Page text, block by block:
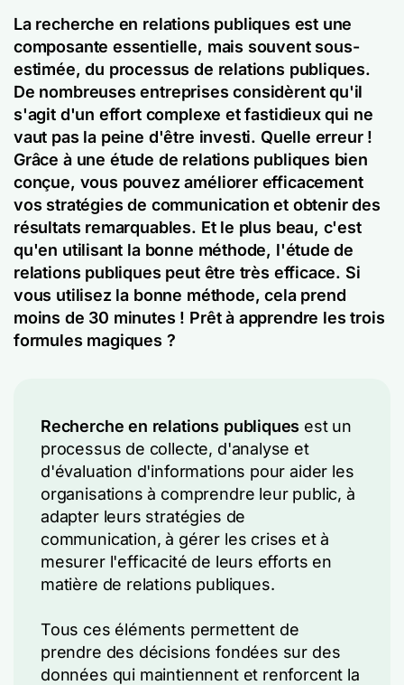
La recherche en relations publiques est une
composante essentielle, mais souvent sous-
estimée, du processus de relations publiques.
De nombreuses entreprises considèrent qu'il
s'agit d'un effort complexe et fastidieux qui ne
vaut pas la peine d'être investi. Quelle erreur !
Grâce à une étude de relations publiques bien
conçue, vous pouvez améliorer efficacement
vos stratégies de communication et obtenir des
résultats remarquables. Et le plus beau, c'est
qu'en utilisant la bonne méthode, l'étude de
relations publiques peut être très efficace. Si
vous utilisez la bonne méthode, cela prend
moins de 30 minutes ! Prêt à apprendre les trois
formules magiques ?
Recherche en relations publiques est un
processus de collecte, d'analyse et
d'évaluation d'informations pour aider les
organisations à comprendre leur public, à
adapter leurs stratégies de
communication, à gérer les crises et à
mesurer l'efficacité de leurs efforts en
matière de relations publiques.
Tous ces éléments permettent de
prendre des décisions fondées sur des
données qui maintiennent et renforcent la